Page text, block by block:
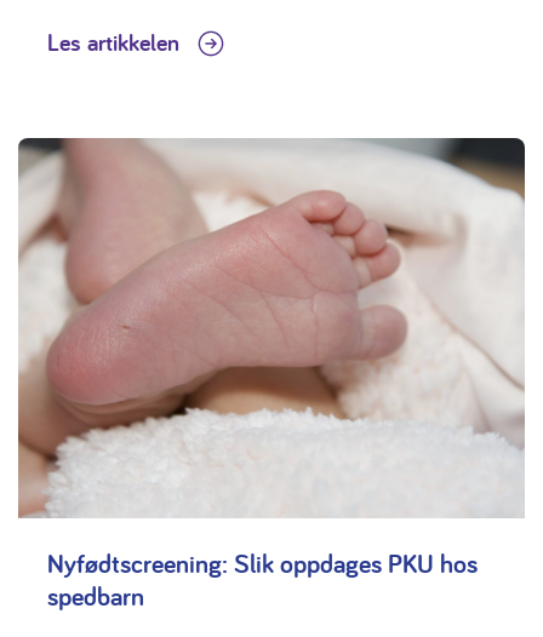
Les artikkelen
Nyfødtscreening: Slik oppdages PKU hos
spedbarn